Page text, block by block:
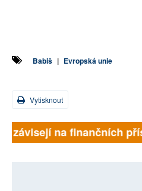
Babiš | Evropská unie
Vytisknout
závisejí na finančních